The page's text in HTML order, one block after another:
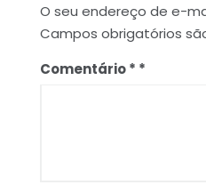
O seu endereço de e-
Campos obrigatórios
Comentário*